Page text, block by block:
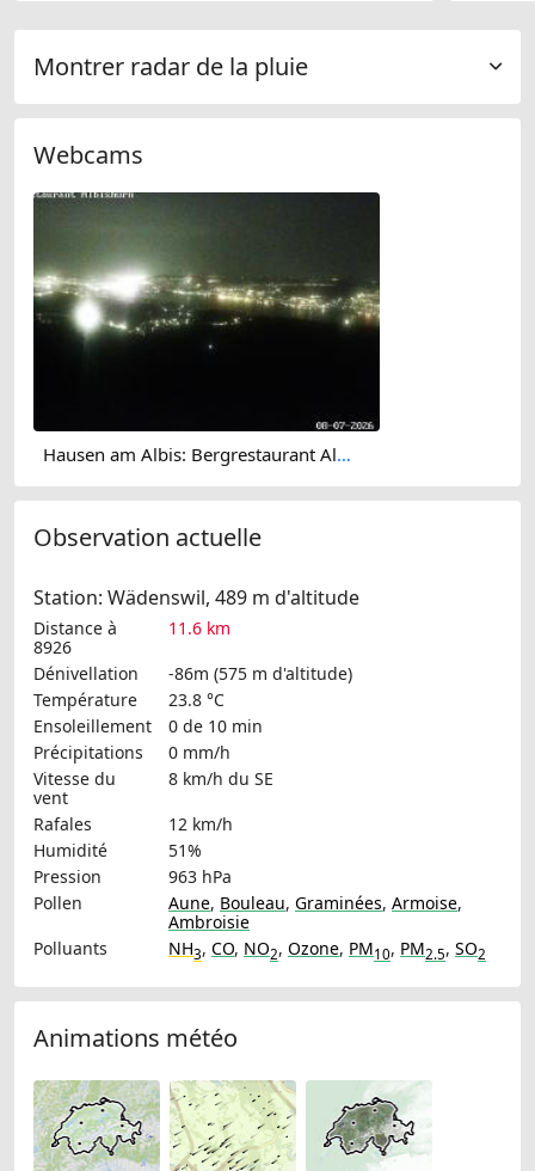
Montrer radar de la pluie
Webcams
Hausen am Albis: Bergrestaurant Albishorn
Observation actuelle
Station: Wädenswil, 489 m d'altitude
Distance à
8926
11.6 km
Dénivellation
-86m (575 m d'altitude)
Température
23.8 °C
Ensoleillement
0 de 10 min
Précipitations
0 mm/h
Vitesse du
vent
8 km/h du SE
Rafales
12 km/h
Humidité
51%
Pression
963 hPa
Pollen
Aune, Bouleau, Graminées, Armoise,
Ambroisie
Polluants
NH3, CO, NO2, Ozone, PM10, PM2.5, SO2
Animations météo